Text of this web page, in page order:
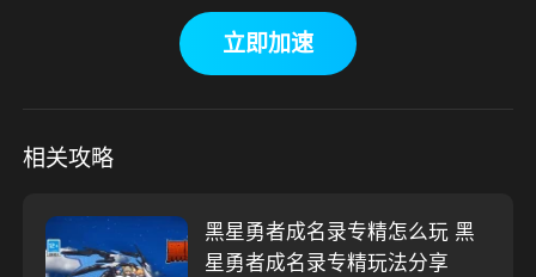
立即加速
相关攻略
黑星勇者成名录专精怎么玩 黑
星勇者成名录专精玩法分享